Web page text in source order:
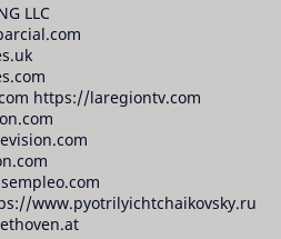
LLC
https://laregiontv.com
www.pyotrilyichtchaikovsky.ru